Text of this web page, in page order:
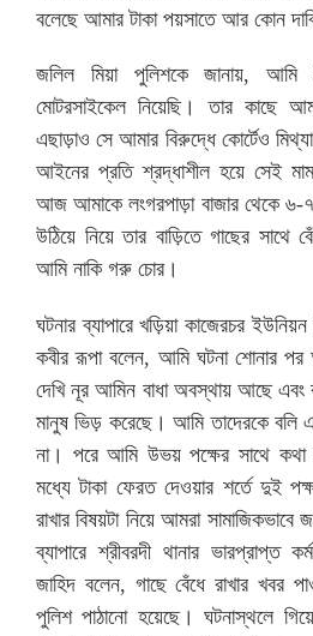
বলেছে আমার টাকা পয়সাতে আর কোন
জলিল মিয়া পুলিশকে জানায়, আমি
মোটরসাইকেল নিয়েছি। তার কাছে
এছাড়াও সে আমার বিরুদ্ধে কোর্টেও
আইনের প্রতি শ্রদ্ধাশীল হয়ে সেই
আজ আমাকে লংগরপাড়া বাজার থেকে ৬-৭
উঠিয়ে নিয়ে তার বাড়িতে গাছের সাথে
আমি নাকি গরু চোর।
ঘটনার ব্যাপারে খড়িয়া কাজেরচর
কবীর রূপা বলেন, আমি ঘটনা শোনার পর
দেখি নূর আমিন বাধা অবস্থায় আছে এবং
মানুষ ভিড় করেছে। আমি তাদেরকে বলি
না। পরে আমি উভয় পক্ষের সাথে কথা
মধ্যে টাকা ফেরত দেওয়ার শর্তে দুই
রাখার বিষয়টা নিয়ে আমরা
ব্যাপারে শ্রীবরদী থানার ভারপ্রাপ্ত
জাহিদ বলেন, গাছে বেঁধে রাখার খবর
পুলিশ পাঠানো হয়েছে। ঘটনাস্থলে